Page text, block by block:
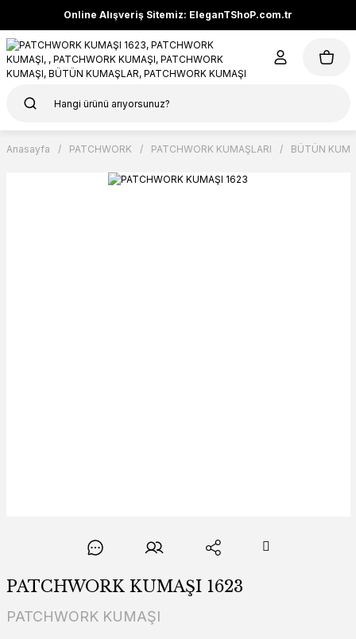
Online Alışveriş Sitemiz: EleganTShoP.com.tr
Anasayfa PATCHWORK PATCHWORK KUMAŞLARI BÜTÜN
PATCHWORK KUMAŞI 1623
PATCHWORK KUMAŞI